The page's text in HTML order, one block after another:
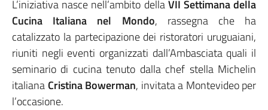
L’iniziativa nasce nell’ambito dellaVII Settimana della
Cucina Italiana nel Mondo, rassegna che ha
catalizzato la partecipazione dei ristoratori uruguaiani,
riuniti negli eventi organizzati dall’Ambasciata quali il
seminario di cucina tenuto dalla chef stella Michelin
italiana Cristina Bowerman, invitata a Montevideo per
l’occasione.